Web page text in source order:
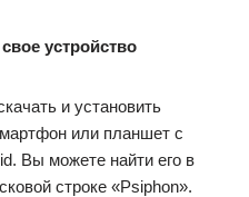
устройство
и установить
или планшет с
Вы можете найти его в
строке «Psiphon».